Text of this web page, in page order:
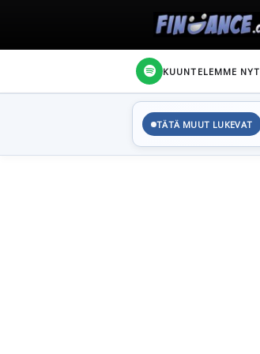
KUUNTELEMME NYT
TÄTÄ MUUT LUKEVAT